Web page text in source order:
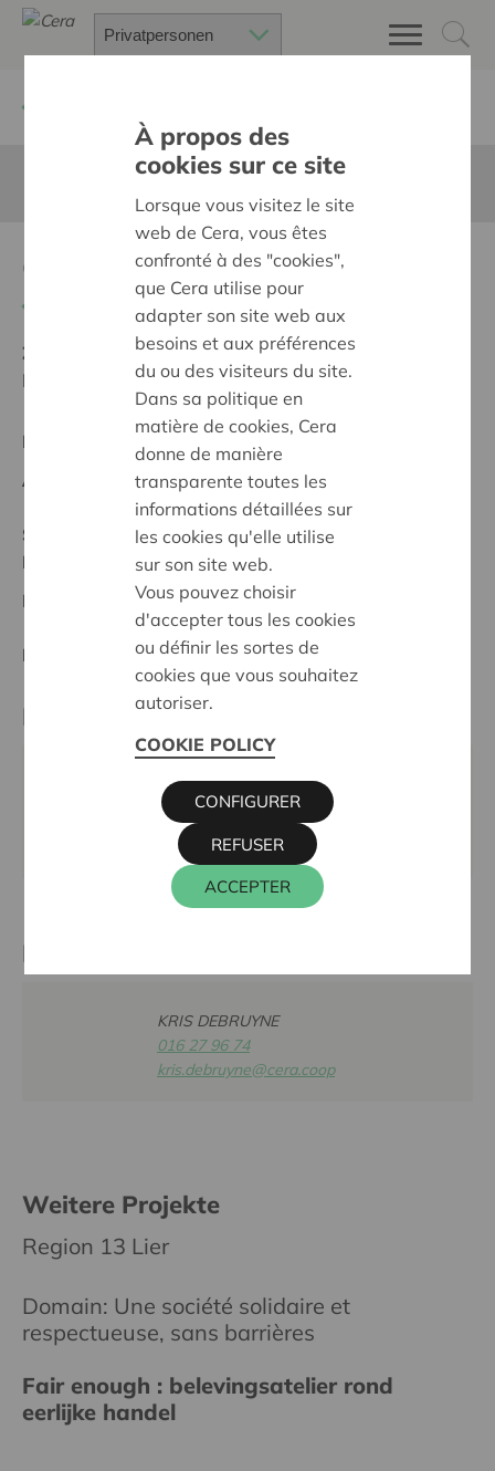
Geluidsinstallatie
Ziel:
Une société solidaire et respectueuse, sans
barrières
Regionales Projekt
Anfangsdatum:13/05/2025
Stand :
Complete
Lier
Datum:
13/05/2025
Entscheidung:Approved
Partner
Samana kern Duffel-Mijlstraat, Euster 40, 2570
goolin@hotmail.com
Kontaktperson
KRIS DEBRUYNE
016 27 96 74
kris.debruyne@cera.coop
Weitere Projekte
Region 13 Lier
Domain: Une société solidaire et
respectueuse, sans barrières
Fair enough : belevingsatelier rond
eerlijke handel
À propos des
cookies sur ce site
Lorsque vous visitez le site
web de Cera, vous êtes
confronté à des "cookies",
que Cera utilise pour
adapter son site web aux
besoins et aux préférences
du ou des visiteurs du site.
Dans sa politique en
matière de cookies, Cera
donne de manière
transparente toutes les
informations détaillées sur
les cookies qu'elle utilise
sur son site web.
Vous pouvez choisir
d'accepter tous les cookies
ou définir les sortes de
cookies que vous souhaitez
autoriser.
COOKIE POLICY
ACCEPTER
REFUSER
CONFIGURER